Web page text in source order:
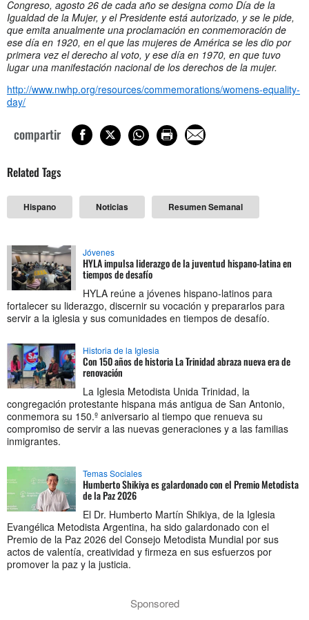
Congreso, agosto 26 de cada año se designa como Día de la
Igualdad de la Mujer, y el Presidente está autorizado, y se le pide,
que emita anualmente una proclamación en conmemoración de
ese día en 1920, en el que las mujeres de América se les dio por
primera vez el derecho al voto, y ese día en 1970, en que tuvo
lugar una manifestación nacional de los derechos de la mujer.
http://www.nwhp.org/resources/commemorations/womens-equality-
day/
compartir
Related Tags
Hispano Noticias Resumen Semanal
Jóvenes
HYLA impulsa liderazgo de la juventud hispano-latina en
tiempos de desafío
HYLA reúne a jóvenes hispano-latinos para
fortalecer su liderazgo, discernir su vocación y prepararlos para
servir a la iglesia y sus comunidades en tiempos de desafío.
Historia de la Iglesia
Con 150 años de historia La Trinidad abraza nueva era de
renovación
La Iglesia Metodista Unida Trinidad, la
congregación protestante hispana más antigua de San Antonio,
conmemora su 150.º aniversario al tiempo que renueva su
compromiso de servir a las nuevas generaciones y a las familias
inmigrantes.
Temas Sociales
Humberto Shikiya es galardonado con el Premio Metodista
de la Paz 2026
El Dr. Humberto Martín Shikiya, de la Iglesia
Evangélica Metodista Argentina, ha sido galardonado con el
Premio de la Paz 2026 del Consejo Metodista Mundial por sus
actos de valentía, creatividad y firmeza en sus esfuerzos por
promover la paz y la justicia.
Sponsored